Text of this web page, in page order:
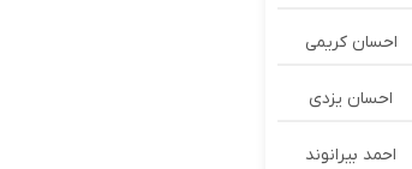
احسان کریمی
احسان یزدی
احمد بیرانوند